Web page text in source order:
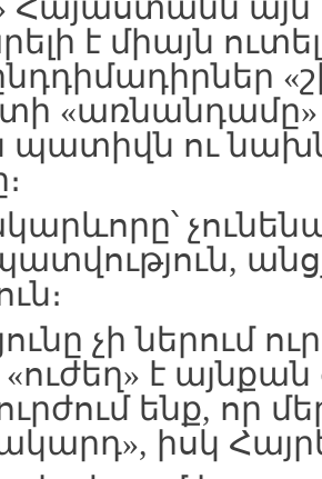
Հայաստանն
է միայն
«առնանդամը»
ու
չի ներում
«ուժեղ» է
ենք, որ
իսկ